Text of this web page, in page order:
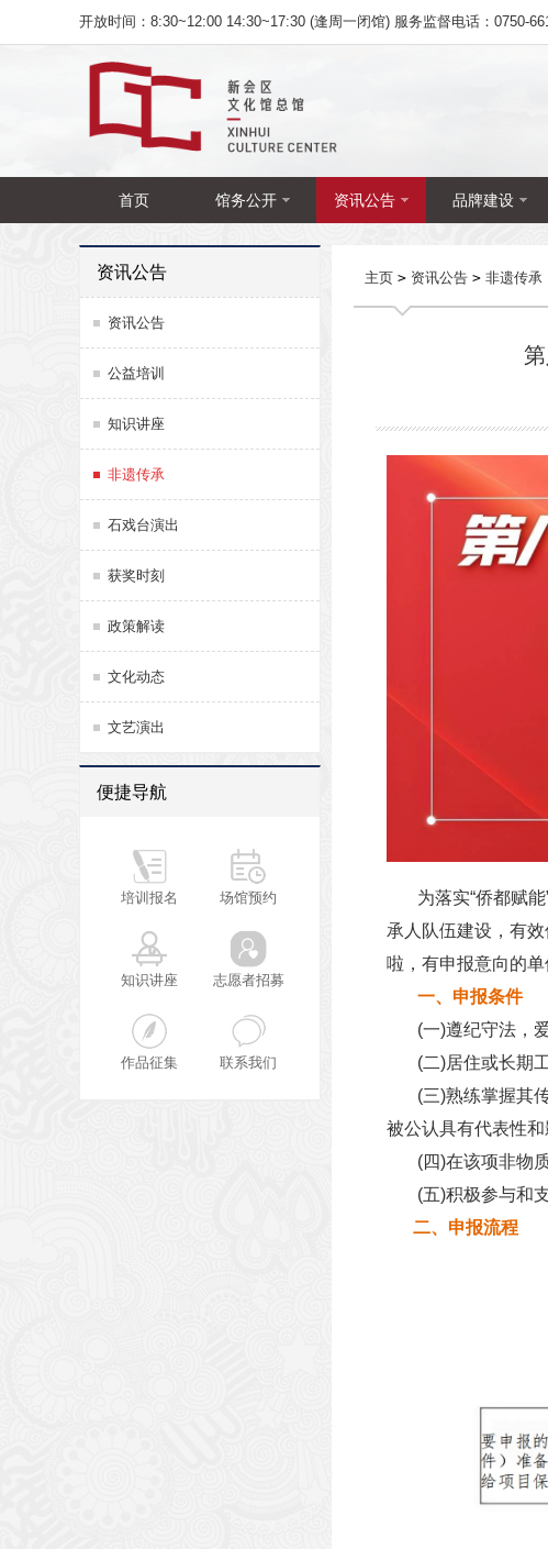
开放时间：8:30~12:00 14:30~17:30 (逢周一闭馆) 服务监督电话：0750-
首页 馆务公开 资讯公告 品牌建设
资讯公告
资讯公告
公益培训
知识讲座
非遗传承
石戏台演出
获奖时刻
政策解读
文化动态
文艺演出
便捷导航
培训报名 场馆预约
知识讲座 志愿者招募
作品征集 联系我们
主页 > 资讯公告 > 非遗传承
为落实“侨都赋
承人队伍建设，有
啦，有申报意向的
一、申报条件
(一)遵纪守法，爱
(二)居住或长期工
(三)熟练掌握其传
被公认具有代表性和
(四)在该项非物质
(五)积极参与和支
二、申报流程